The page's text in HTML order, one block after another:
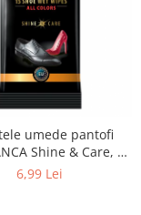
umede pantofi
Shine & Care, 15
bucati
6,99 Lei